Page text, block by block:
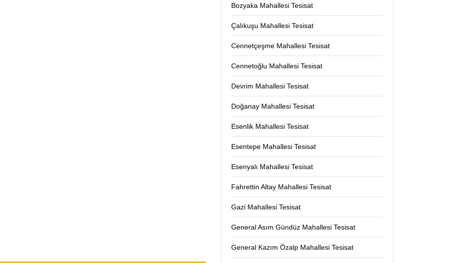
Bozyaka Mahallesi Tesisat
Çalıkuşu Mahallesi Tesisat
Cennetçeşme Mahallesi Tesisat
Cennetoğlu Mahallesi Tesisat
Devrim Mahallesi Tesisat
Doğanay Mahallesi Tesisat
Esenlik Mahallesi Tesisat
Esentepe Mahallesi Tesisat
Esenyalı Mahallesi Tesisat
Fahrettin Altay Mahallesi Tesisat
Gazi Mahallesi Tesisat
General Asım Gündüz Mahallesi Tesisat
General Kazım Özalp Mahallesi Tesisat